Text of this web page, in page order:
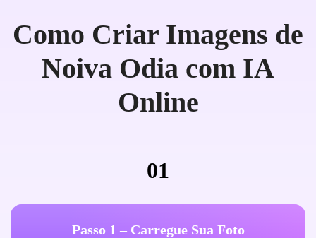
Como Criar Imagens de
Noiva Odia com IA
Online
01
Passo 1 – Carregue Sua Foto